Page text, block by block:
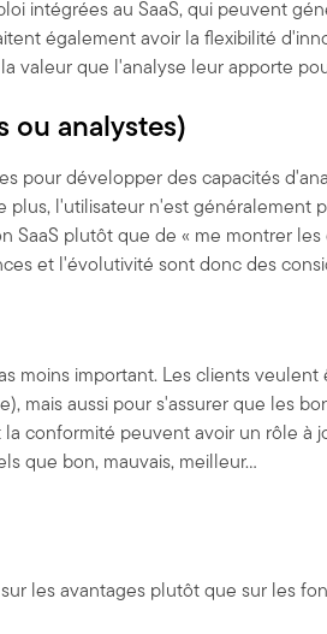
intégrées au SaaS, qui peuvent
également avoir la flexibilité
valeur que l'analyse leur apporte
ou analystes)
pour développer des capacités
plus, l'utilisateur n'est
SaaS plutôt que de « me montrer
et l'évolutivité sont donc des
moins important. Les clients
mais aussi pour s'assurer que les
conformité peuvent avoir un rôle à
que bon, mauvais, meilleur...
les avantages plutôt que sur les